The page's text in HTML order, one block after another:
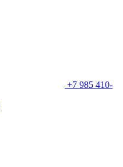
+7 985 410-